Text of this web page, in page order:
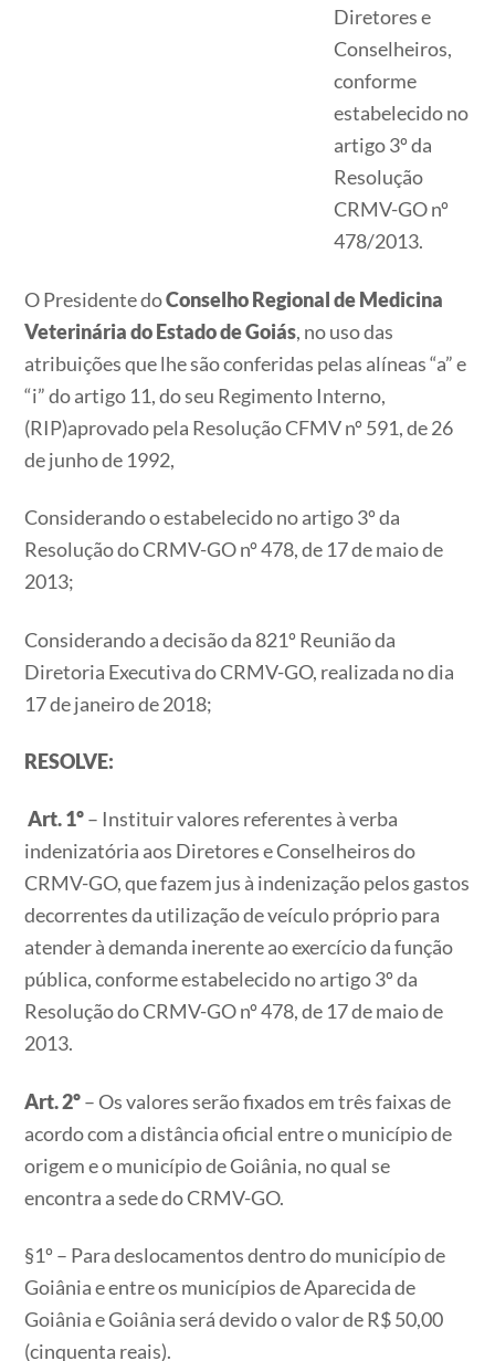
Diretores e
Conselheiros,
conforme
estabelecido no
artigo 3º da
Resolução
CRMV-GO nº
478/2013.
O Presidente doConselho Regional de Medicina
Veterinária do Estado de Goiás, no uso das
atribuições que lhe são conferidas pelas alíneas “a” e
“i” do artigo 11, do seu Regimento Interno,
(RIP)aprovado pela Resolução CFMV nº 591, de 26
de junho de 1992,
Considerando o estabelecido no artigo 3º da
Resolução do CRMV-GO nº 478, de 17 de maio de
2013;
Considerando a decisão da 821º Reunião da
Diretoria Executiva do CRMV-GO, realizada no dia
17 de janeiro de 2018;
RESOLVE:
Art. 1º– Instituir valores referentes à verba
indenizatória aos Diretores e Conselheiros do
CRMV-GO, que fazem jus à indenização pelos gastos
decorrentes da utilização de veículo próprio para
atender à demanda inerente ao exercício da função
pública, conforme estabelecido no artigo 3º da
Resolução do CRMV-GO nº 478, de 17 de maio de
2013.
Art. 2º– Os valores serão fixados em três faixas de
acordo com a distância oficial entre o município de
origem e o município de Goiânia, no qual se
encontra a sede do CRMV-GO.
§1º – Para deslocamentos dentro do município de
Goiânia e entre os municípios de Aparecida de
Goiânia e Goiânia será devido o valor de R$ 50,00
(cinquenta reais).